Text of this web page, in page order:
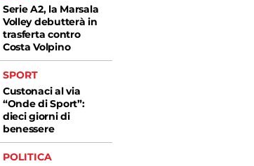
Serie A2, la Marsala
Volley debutterà in
trasferta contro
Costa Volpino
SPORT
Custonaci al via
“Onde di Sport”:
dieci giorni di
benessere
POLITICA